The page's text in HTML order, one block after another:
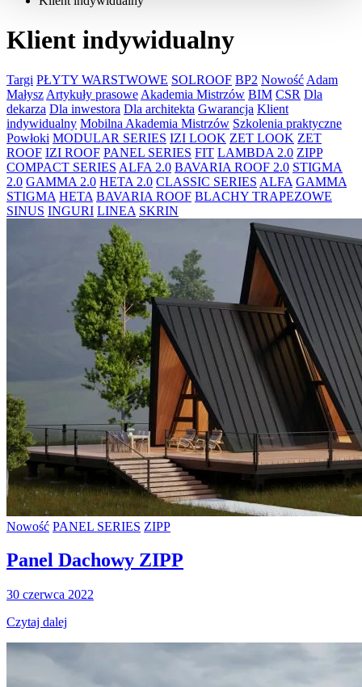
Klient indywidualny
Targi PŁYTY WARSTWOWE SOLROOF BP2 Nowość Adam
Małysz Artykuły prasowe Akademia Mistrzów BIM CSR Dla
dekarza Dla inwestora Dla architekta Gwarancja Klient
indywidualny Mobilna Akademia Mistrzów Szkolenia praktyczne
Powłoki MODULAR SERIES IZI LOOK ZET LOOK ZET
ROOF IZI ROOF PANEL SERIES FIT LAMBDA 2.0 ZIPP
COMPACT SERIES ALFA 2.0 BAVARIA ROOF 2.0 STIGMA
2.0 GAMMA 2.0 HETA 2.0 CLASSIC SERIES ALFA GAMMA
STIGMA HETA BAVARIA ROOF BLACHY TRAPEZOWE
SINUS INGURI LINEA SKRIN
Nowość PANEL SERIES ZIPP
Panel Dachowy ZIPP
30 czerwca 2022
Czytaj dalej